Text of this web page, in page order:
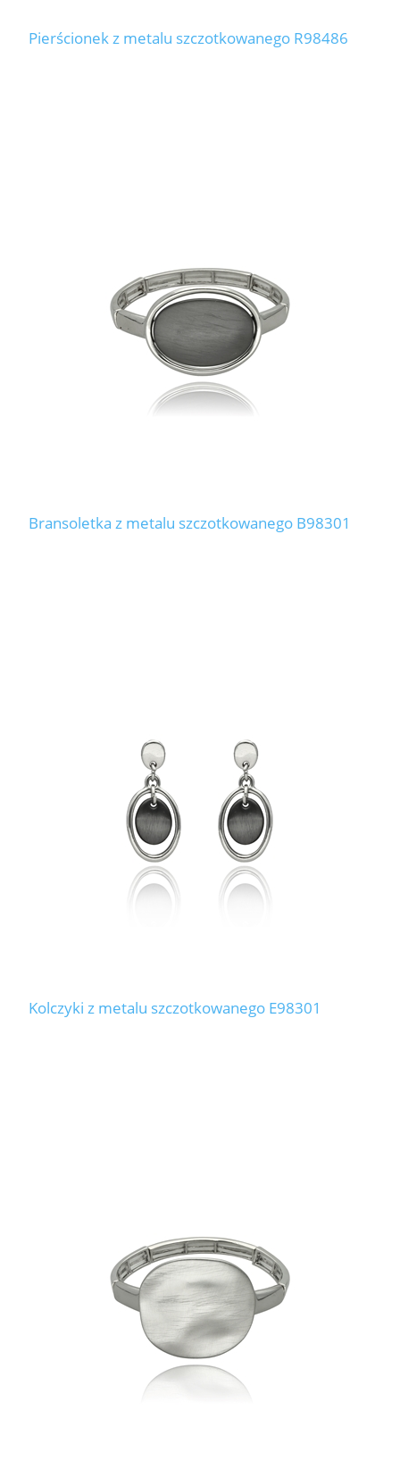
Pierścionek z metalu szczotkowanego R98486
Bransoletka z metalu szczotkowanego B98301
Kolczyki z metalu szczotkowanego E98301